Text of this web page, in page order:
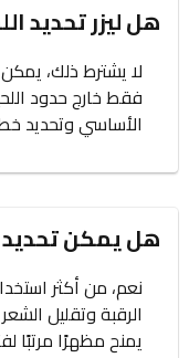
هل ليزر تحديد
لا يشترط ذلك، يمكن
فقط خارج حدود
الأساسي وتحديد
هل يمكن تحديد
نعم، من أكثر
الرقبة وتقليل
يمنح مظهرًا مرتبًا